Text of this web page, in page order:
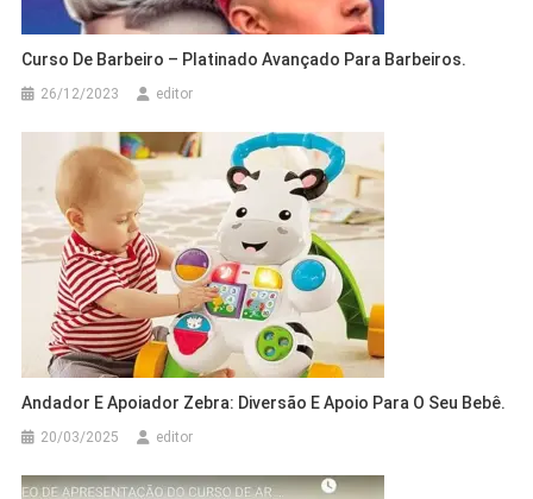
Curso De Barbeiro – Platinado Avançado Para Barbeiros.
26/12/2023 editor
Andador E Apoiador Zebra: Diversão E Apoio Para O Seu Bebê.
20/03/2025 editor